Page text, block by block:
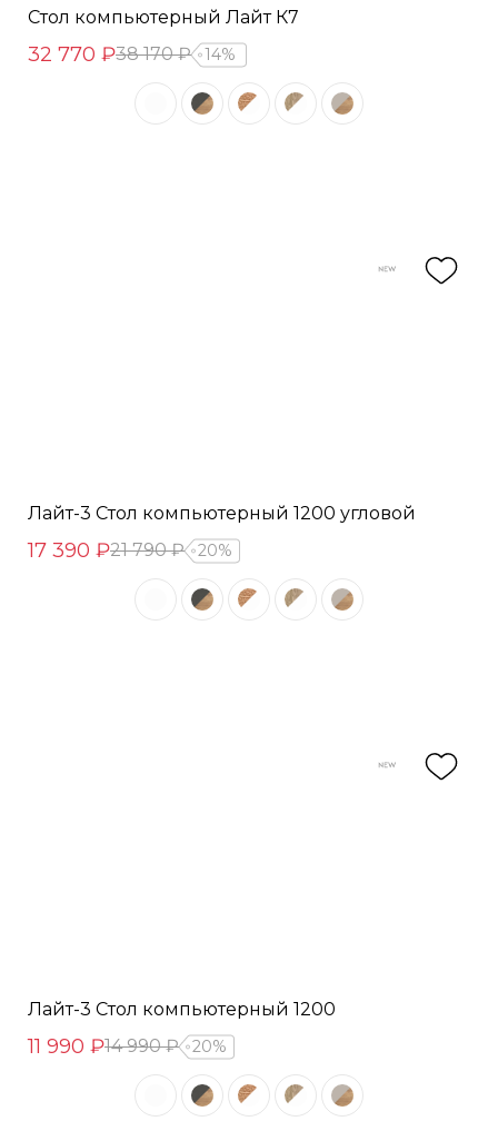
Стол компьютерный Лайт К7
32 770 ₽38 170 ₽ 14%
Лайт-3 Стол компьютерный 1200 угловой
17 390 ₽21 790 ₽ 20%
Лайт-3 Стол компьютерный 1200
11 990 ₽14 990 ₽ 20%